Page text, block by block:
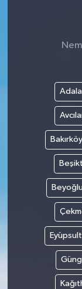
Bakırköy